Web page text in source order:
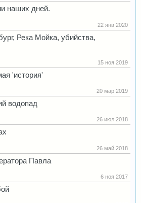
наших дней.
22 янв 2020
Река Мойка, убийства,
15 ноя 2019
'история'
20 мар 2019
водопад
26 июл 2018
26 май 2018
Павла
6 ноя 2017